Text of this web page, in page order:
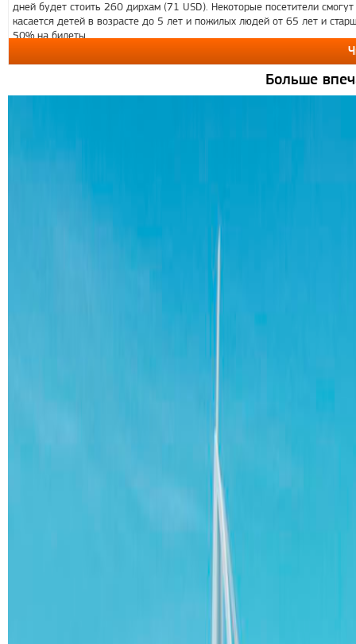
дней будет стоить 260 дирхам (71 USD). Некоторые посетители
касается детей в возрасте до 5 лет и пожилых людей от 65 лет и
50% на билеты.
Больше